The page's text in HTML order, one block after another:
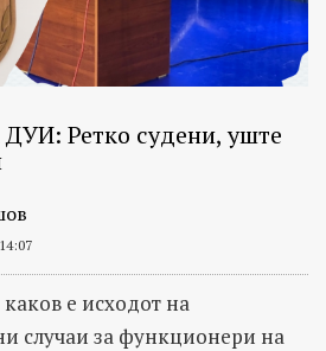
Ретко судени, уште
е исходот на
случаи за функционери на